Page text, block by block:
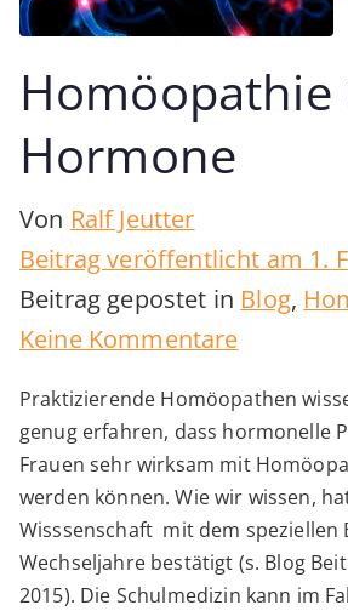
Homöopathie
Hormone
Von Ralf Jeutter
Beitrag veröffentlicht am 1.
Beitrag gepostet in Blog,
Keine Kommentarezu
die
Hormone
Praktizierende Homöopathen
genug erfahren, dass hormonelle
Frauen sehr wirksam mit
werden können. Wie wir wissen,
Wisssenschaft mit dem speziellen
Wechseljahre bestätigt (s. Blog
2015). Die Schulmedizin kann im